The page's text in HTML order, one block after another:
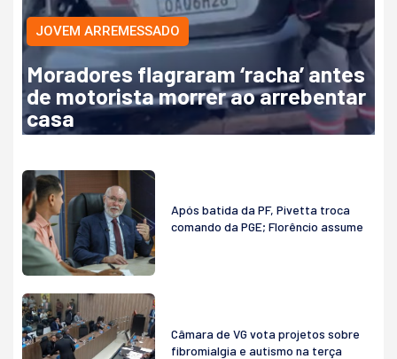
JOVEM ARREMESSADO
Moradores flagraram ‘racha’ antes
de motorista morrer ao arrebentar
casa
Após batida da PF, Pivetta troca
comando da PGE; Florêncio assume
Câmara de VG vota projetos sobre
fibromialgia e autismo na terça